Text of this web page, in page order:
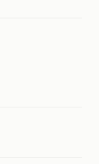
zijn niet